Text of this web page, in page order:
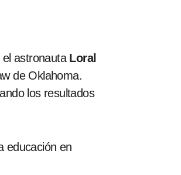
astronauta Loral
de Oklahoma.
los resultados
educación en